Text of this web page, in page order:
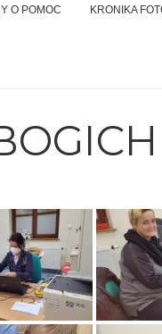
O POMOC KRONIKA